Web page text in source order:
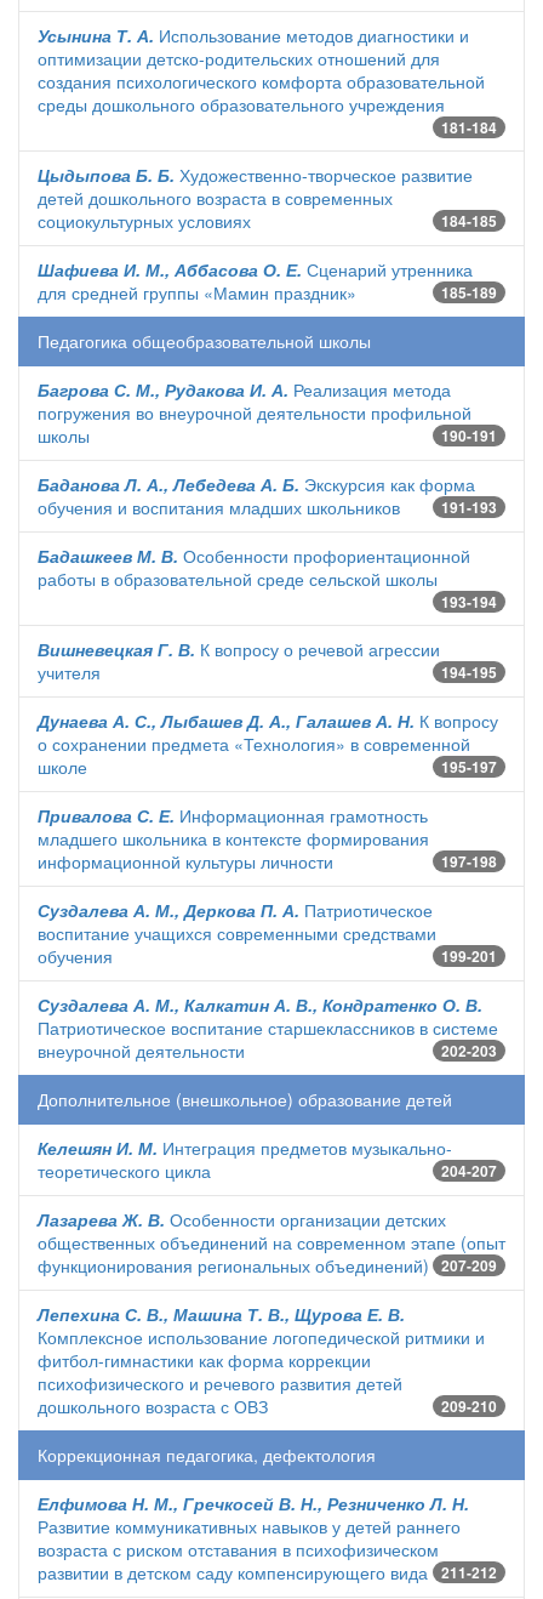
Усынина Т. А. Использование методов диагностики и
оптимизации детско-родительских отношений для
создания психологического комфорта образовательной
среды дошкольного образовательного учреждения
181-184
Цыдыпова Б. Б. Художественно-творческое развитие
детей дошкольного возраста в современных
социокультурных условиях
184-185
Шафиева И. М., Аббасова О. Е. Сценарий утренника
для средней группы «Мамин праздник»
185-189
Педагогика общеобразовательной школы
Багрова С. М., Рудакова И. А. Реализация метода
погружения во внеурочной деятельности профильной
школы
190-191
Баданова Л. А., Лебедева А. Б. Экскурсия как форма
обучения и воспитания младших школьников
191-193
Бадашкеев М. В. Особенности профориентационной
работы в образовательной среде сельской школы
193-194
Вишневецкая Г. В. К вопросу о речевой агрессии
учителя
194-195
Дунаева А. С., Лыбашев Д. А., Галашев А. Н. К вопросу
о сохранении предмета «Технология» в современной
школе
195-197
Привалова С. Е. Информационная грамотность
младшего школьника в контексте формирования
информационной культуры личности
197-198
Суздалева А. М., Деркова П. А. Патриотическое
воспитание учащихся современными средствами
обучения
199-201
Суздалева А. М., Калкатин А. В., Кондратенко О. В.
Патриотическое воспитание старшеклассников в системе
внеурочной деятельности
202-203
Дополнительное (внешкольное) образование детей
Келешян И. М. Интеграция предметов музыкально-
теоретического цикла
204-207
Лазарева Ж. В. Особенности организации детских
общественных объединений на современном этапе (опыт
функционирования региональных объединений)
207-209
Лепехина С. В., Машина Т. В., Щурова Е. В.
Комплексное использование логопедической ритмики и
фитбол-гимнастики как форма коррекции
психофизического и речевого развития детей
дошкольного возраста с ОВЗ
209-210
Коррекционная педагогика, дефектология
Елфимова Н. М., Гречкосей В. Н., Резниченко Л. Н.
Развитие коммуникативных навыков у детей раннего
возраста с риском отставания в психофизическом
развитии в детском саду компенсирующего вида
211-212